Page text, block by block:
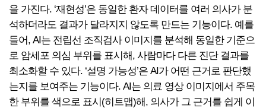
을 가진다. ‘재현성’은 동일한 환자 데이터를 여러 의사가 분
석하더라도 결과가 달라지지 않도록 만드는 기능이다. 예를
들어, AI는 전립선 조직검사 이미지를 분석해 동일한 기준으
로 암세포 의심 부위를 표시해, 사람마다 다른 진단 결과를
최소화할 수 있다. ‘설명 가능성’은 AI가 어떤 근거로 판단했
는지를 보여주는 기능이다. AI는 의료 영상 이미지에서 주목
한 부위를 색으로 표시(히트맵)해, 의사가 그 근거를 쉽게 이